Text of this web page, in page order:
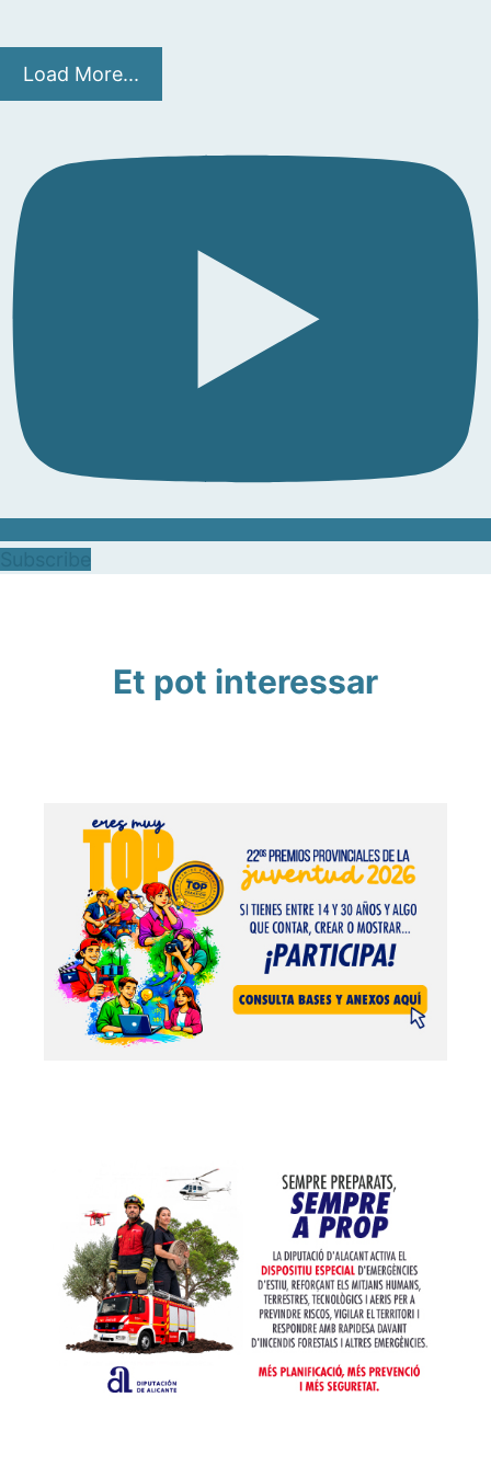
Load More...
Et pot interessar